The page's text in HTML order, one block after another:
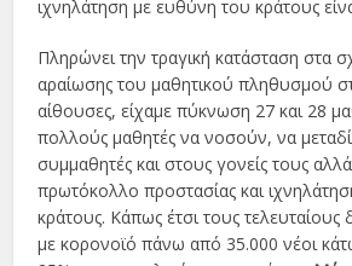
ιχνηλάτηση με ευθύνη του κράτους
Πληρώνει την τραγική κατάσταση στα
αραίωσης του μαθητικού πληθυσμού
αίθουσες, είχαμε πύκνωση 27 και 28
πολλούς μαθητές να νοσούν, να
συμμαθητές και στους γονείς τους
πρωτόκολλο προστασίας και
κράτους. Κάπως έτσι τους
με κορονοϊό πάνω από 35.000 νέοι